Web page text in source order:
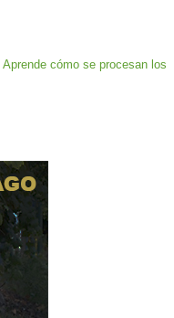
Aprende cómo se procesan los